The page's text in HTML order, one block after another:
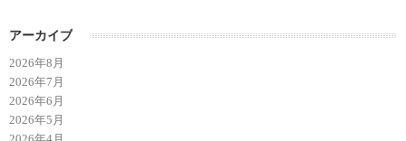
アーカイブ
2026年8月
2026年7月
2026年6月
2026年5月